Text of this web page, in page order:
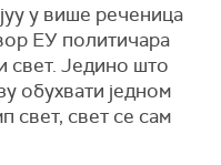
у више реченица
ЕУ политичара
свет. Једино што
обухвати једном
свет, свет се сам